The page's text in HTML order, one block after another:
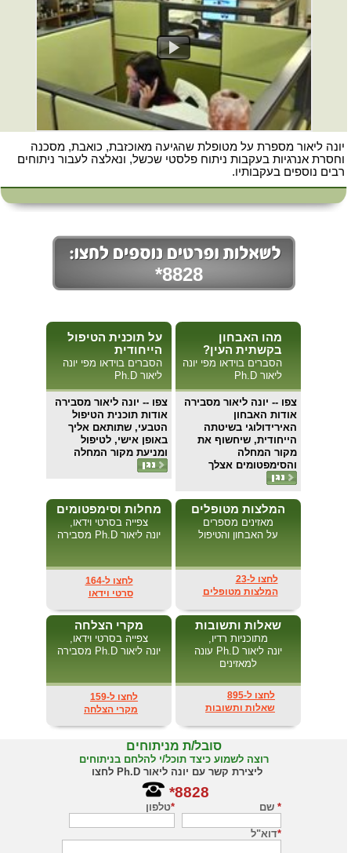
יונה ליאור מספרת על מטופלת שהגיעה מאוכזבת, כואבת, מסכנה
וחסרת אנרגיות בעקבות ניתוח פלסטי שכשל, ונאלצה לעבור ניתוחים
רבים נוספים בעקבותיו.
*8828
על תוכנית הטיפול
הייחודית
הסברים בוידאו מפי יונה
ליאור Ph.D
צפו -- יונה ליאור מסבירה
אודות תוכנית הטיפול
הטבעי, שתותאם אליך
באופן אישי, לטיפול
ומניעת מקור המחלה
מהו האבחון
בקשתית העין?
הסברים בוידאו מפי יונה
ליאור Ph.D
צפו -- יונה ליאור מסבירה
אודות האבחון
האירידולוגי בשיטתה
הייחודית, שיחשוף את
מקור המחלה
והסימפטומים אצלך
מחלות וסימפטומים
צפייה בסרטי וידאו,
יונה ליאור Ph.D מסבירה
לחצו ל-164
סרטי וידאו
המלצות מטופלים
מאזינים מספרים
על האבחון והטיפול
לחצו ל-23
המלצות מטופלים
מקרי הצלחה
צפייה בסרטי וידאו,
יונה ליאור Ph.D מסבירה
לחצו ל-159
מקרי הצלחה
שאלות ותשובות
מתוכניות רדיו,
יונה ליאור Ph.D עונה
למאזינים
לחצו ל-895
שאלות ותשובות